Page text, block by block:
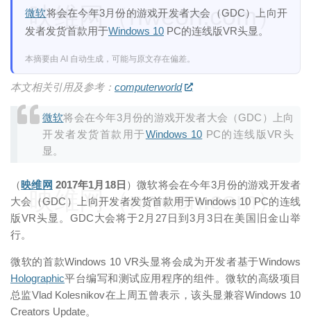
微软将会在今年3月份的游戏开发者大会（GDC）上向开
发者发货首款用于Windows 10 PC的连线版VR头显。
本摘要由 AI 自动生成，可能与原文存在偏差。
本文相关引用及参考： computerworld
微软将会在今年3月份的游戏开发者大会（GDC）上向
开发者发货首款用于Windows 10 PC的连线版VR头
显。
（映维网 2017年1月18日 ）微软将会在今年3月份的游戏开发者
大会（GDC）上向开发者发货首款用于Windows 10 PC的连线
版VR头显。GDC大会将于2月27日到3月3日在美国旧金山举
行。
微软的首款Windows 10 VR头显将会成为开发者基于Windows
Holographic平台编写和测试应用程序的组件。微软的高级项目
总监Vlad Kolesnikov在上周五曾表示，该头显兼容Windows 10
Creators Update。
映维网（nweon.com）
映维网（nweon.com）